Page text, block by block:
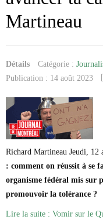
Martineau
Détails Catégorie :
Publication : 14 août 2023
Richard Martineau Jeudi, 12
: comment on réussit à se
organisme fédéral mis sur
promouvoir la tolérance ?
Lire la suite : Vomir sur le